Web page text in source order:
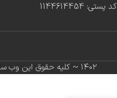
کد پستی: 1144614454
۱۴۰۲ ~ کلیه حقوق این وب سایت متعلق به پروتارگت ۲۰۲۴ ©️ است.